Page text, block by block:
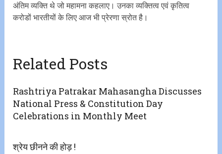
अंतिम व्यक्ति थे जो महामना कहलाए। उनका व्यक्तित्व एवं कृतित्व
करोडों भारतीयों के लिए आज भी प्रेरणा स्रोत है।
Related Posts
Rashtriya Patrakar Mahasangha Discusses
National Press & Constitution Day
Celebrations in Monthly Meet
श्रेय छीनने की होड़ !